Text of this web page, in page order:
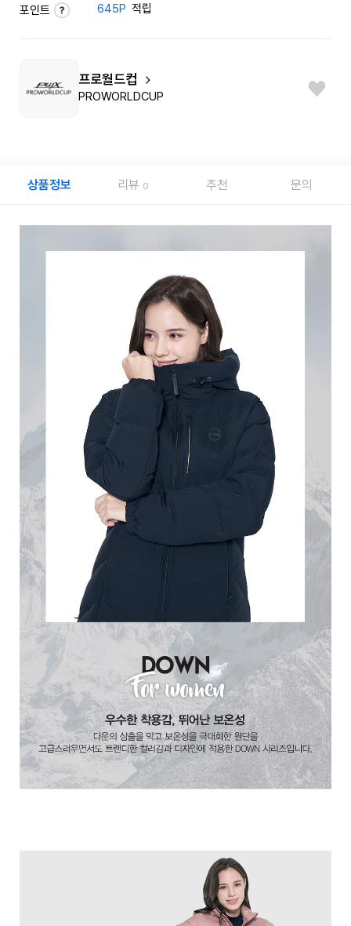
포인트 645P 적립
프로월드컵
PROWORLDCUP
상품정보 리뷰 0 추천 문의